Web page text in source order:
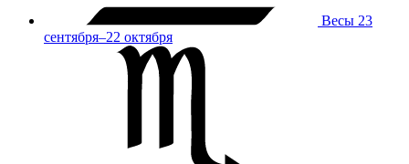
Весы 23
сентября–22 октября